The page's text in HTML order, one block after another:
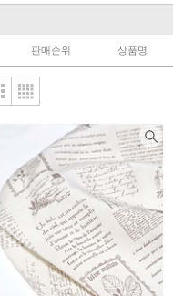
판매순위 상품명